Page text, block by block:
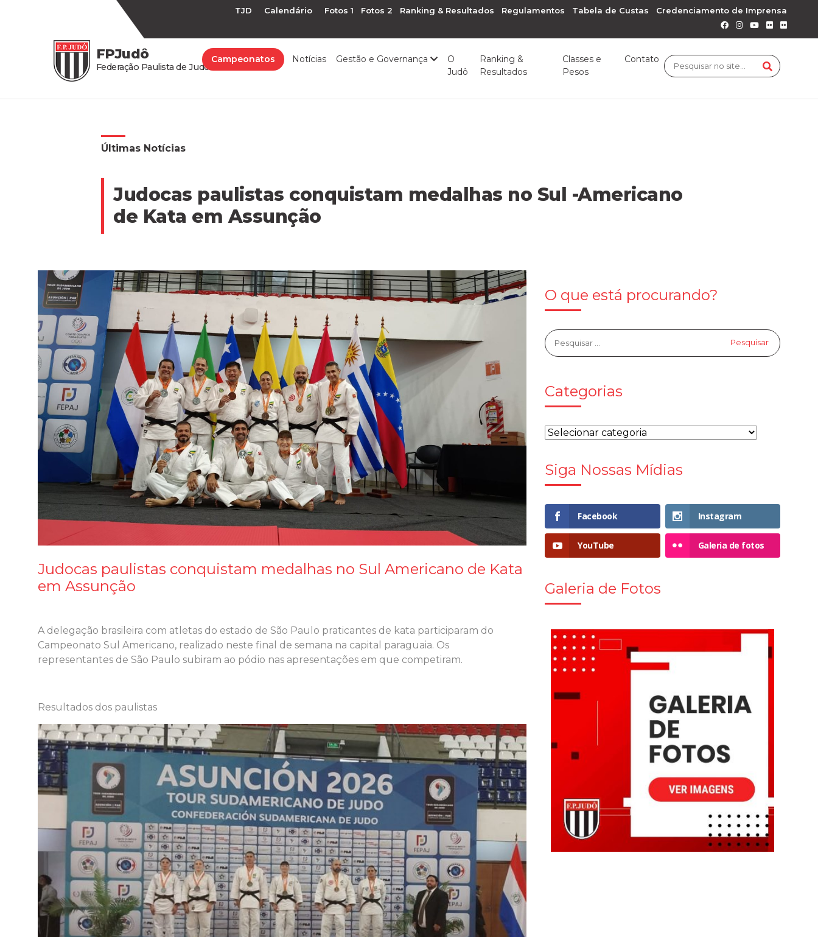
TJD Calendário Fotos 1 Fotos 2 Ranking & Resultados Regulamentos Tabela de Custas Credenciamento de Imprensa
FPJudô
Federação Paulista de Judô
Campeonatos Notícias Gestão e Governança
O
Judô
Ranking &
Resultados
Classes e
Pesos
Contato
Últimas Notícias
Judocas paulistas conquistam medalhas no Sul -Americano
de Kata em Assunção
Judocas paulistas conquistam medalhas no Sul Americano de Kata
em Assunção
A delegação brasileira com atletas do estado de São Paulo praticantes de kata participaram do
Campeonato Sul Americano, realizado neste final de semana na capital paraguaia. Os
representantes de São Paulo subiram ao pódio nas apresentações em que competiram.
Resultados dos paulistas
O que está procurando?
Categorias
Siga Nossas Mídias
Facebook Instagram
YouTube Galeria de fotos
Galeria de Fotos